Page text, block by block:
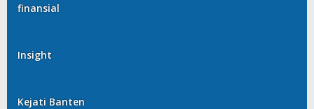
finansial
Insight
Kejati Banten